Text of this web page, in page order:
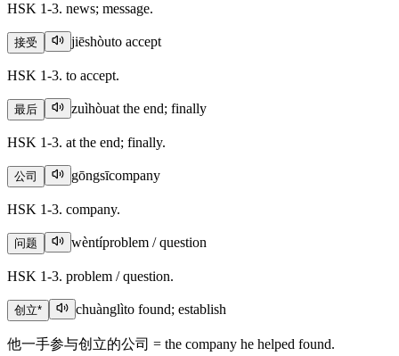
HSK 1-3. news; message.
接受 jiēshòuto accept
HSK 1-3. to accept.
最后 zuìhòuat the end; finally
HSK 1-3. at the end; finally.
公司 gōngsīcompany
HSK 1-3. company.
问题 wèntíproblem / question
HSK 1-3. problem / question.
创立* chuànglìto found; establish
他一手参与创立的公司 = the company he helped found.